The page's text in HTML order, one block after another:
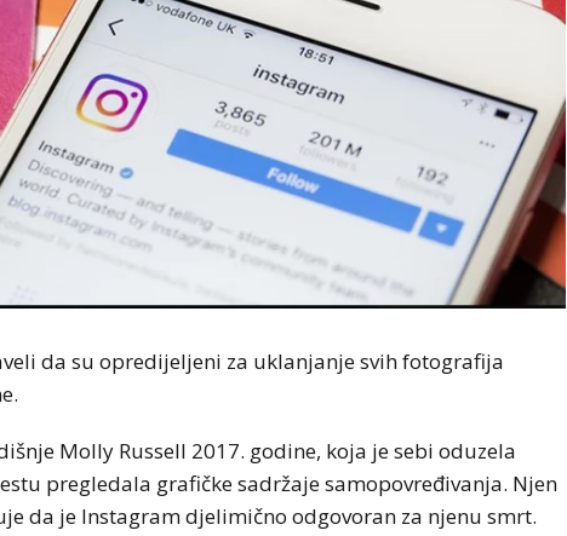
da su opredijeljeni za uklanjanje svih fotografija
Molly Russell 2017. godine, koja je sebi oduzela
pregledala grafičke sadržaje samopovređivanja. Njen
da je Instagram djelimično odgovoran za njenu smrt.